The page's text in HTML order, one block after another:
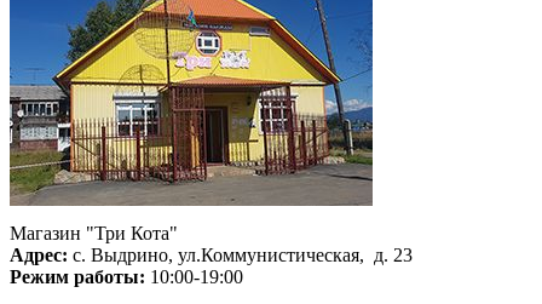
Магазин "Три Кота"
Адрес: с. Выдрино, ул.Коммунистическая, д. 23
Режим работы: 10:00-19:00